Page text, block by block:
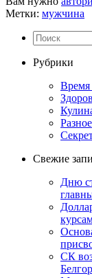
Метки: мужчина
Рубрики
Время
Разное
Свежие
Дню
СК